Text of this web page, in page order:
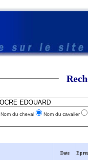
Nom du cheval Nom du cavalier
Date